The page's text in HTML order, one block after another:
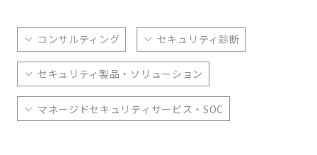
コンサルティング セキュリティ診断
セキュリティ製品・ソリューション
マネージドセキュリティサービス・SOC